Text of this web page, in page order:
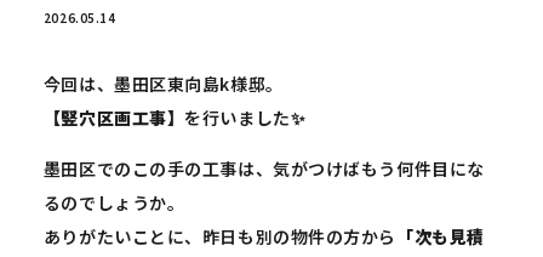
2026.05.14
今回は、墨田区東向島k様邸。
【竪穴区画工事】 を行いました✨
墨田区でのこの手の工事は、気がつけばもう何件目にな
るのでしょうか。
ありがたいことに、昨日も別の物件の方から 「次も見積